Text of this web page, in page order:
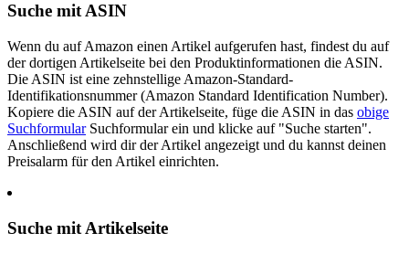
Suche mit ASIN
Wenn du auf Amazon einen Artikel aufgerufen hast, findest du auf
der dortigen Artikelseite bei den Produktinformationen die ASIN.
Die ASIN ist eine zehnstellige Amazon-Standard-
Identifikationsnummer (Amazon Standard Identification Number).
Kopiere die ASIN auf der Artikelseite, füge die ASIN in das obige
SuchformularSuchformular ein und klicke auf "Suche starten".
Anschließend wird dir der Artikel angezeigt und du kannst deinen
Preisalarm für den Artikel einrichten.
Suche mit Artikelseite